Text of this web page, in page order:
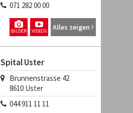
071 282 00 00
Alles zeigen
VIDEOS
BILDER
Spital Uster
Brunnenstrasse 42
8610 Uster
044 911 11 11